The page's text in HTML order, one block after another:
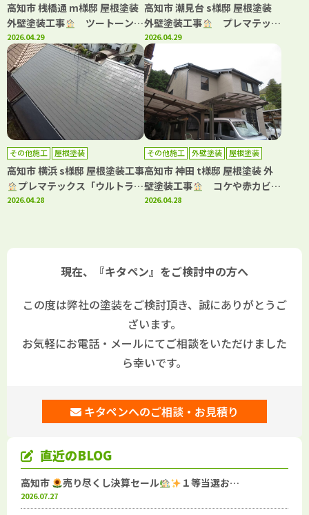
高知市 桟橋通 m様邸 屋根塗装
外壁塗装工事
ツートーンで
お洒落に仕上がりました！
2026.04.29
高知市 潮見台 s様邸 屋根塗装
外壁塗装工事
プレマテック
スと日本ペイントの高耐久仕
様！
2026.04.29
その他施工 屋根塗装
高知市 横浜 s様邸 屋根塗装工事
プレマテックス「ウルトラ
Si」で施工しました！
2026.04.28
その他施工 外壁塗装 屋根塗装
高知市 神田 t様邸 屋根塗装 外
壁塗装工事
コケや赤カビ発
生を抑制日本ペイント「パーフ
2026.04.28
現在、『キタペン』をご検討中の方へ
この度は弊社の塗装をご検討頂き、誠にありがとうご
ざいます。
お気軽にお電話・メールにてご相談をいただけました
ら幸いです。
キタペンへのご相談・お見積り
直近のBLOG
高知市 売り尽くし決算セール １等当選お…
2026.07.27